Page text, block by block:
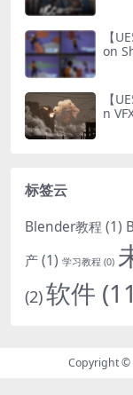
【
on
【
n
标签云
Blender教程 (1)
产(1) 学习教程 (0)
(2)软件
Copyright ©